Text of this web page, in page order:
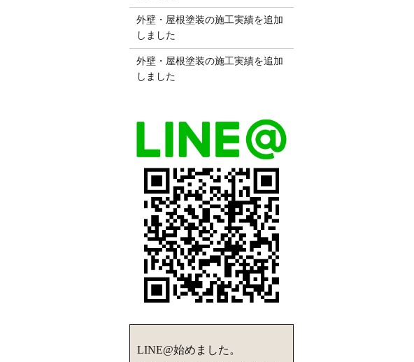
外壁・屋根塗装の施工実績を追加
しました
外壁・屋根塗装の施工実績を追加
しました
LINE@始めました。